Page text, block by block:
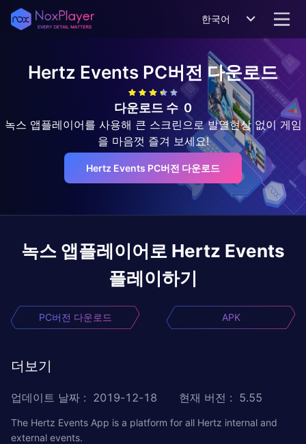
한국어
Hertz Events PC버전 다운로드
다운로드 수 0
녹스 앱플레이어를 사용해 큰 스크린으로 발열현상 없이 게임
을 마음껏 즐겨 보세요!
Hertz Events PC버전 다운로드
녹스 앱플레이어로 Hertz Events
플레이하기
PC버전 다운로드 APK
더보기
업데이트 날짜 : 2019-12-18 현재 버전 : 5.55
The Hertz Events App is a platform for all Hertz internal and
external events.